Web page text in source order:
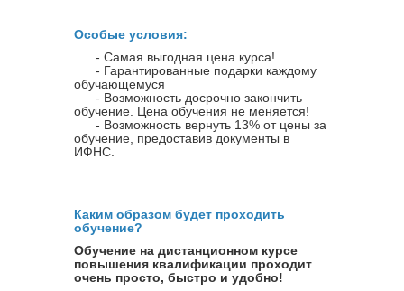
Особые условия:
- Самая выгодная цена курса!
- Гарантированные подарки каждому
обучающемуся
- Возможность досрочно закончить
обучение. Цена обучения не меняется!
- Возможность вернуть 13% от цены за
обучение, предоставив документы в
ИФНС.
Каким образом будет проходить
обучение?
Обучение на дистанционном курсе
повышения квалификации проходит
очень просто, быстро и удобно!